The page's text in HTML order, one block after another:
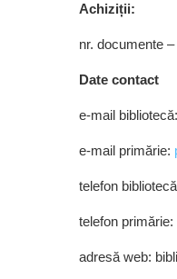
Achiziții:
nr. documente –
Date contact
e-mail bibliotecă:
e-mail primărie:
telefon
telefon
adresă web: